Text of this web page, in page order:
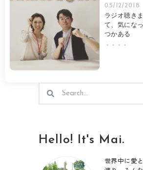
05/12/2018
ラジオ聴き
て、気にな
つかある
・・・・
索
Hello! It's Mai.
世界中に愛